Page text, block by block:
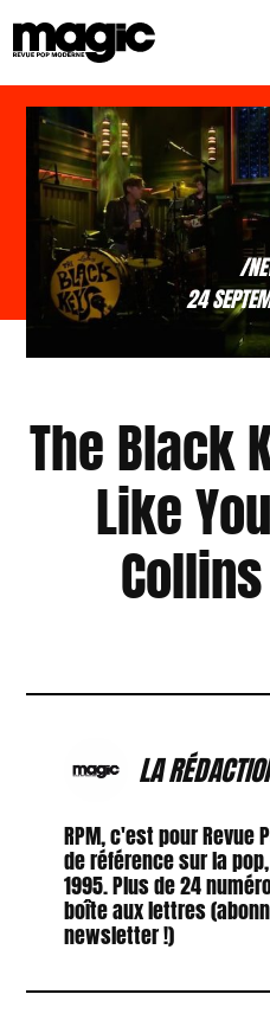
/
24
The Black
Like
LA
RPM, c'est pour Revue
de référence sur la
1995. Plus de 24
boîte aux lettres
newsletter !)